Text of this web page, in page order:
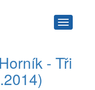
Navigace
- Tři